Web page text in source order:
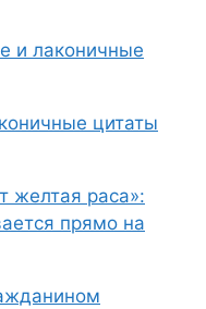
и лаконичные
цитаты
желтая раса»:
прямо на